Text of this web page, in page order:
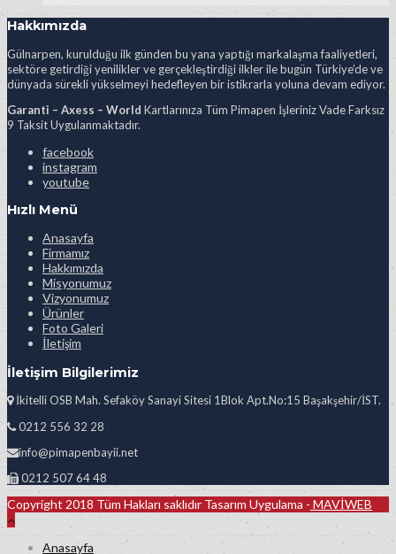
Hakkımızda
Gülnarpen, kurulduğu ilk günden bu yana yaptığı markalaşma faaliyetleri,
sektöre getirdiği yenilikler ve gerçekleştirdiği ilkler ile bugün Türkiye’de ve
dünyada sürekli yükselmeyi hedefleyen bir istikrarla yoluna devam ediyor.
Garanti – Axess – World Kartlarınıza Tüm Pimapen İşleriniz Vade Farksız
9 Taksit Uygulanmaktadır.
facebook
instagram
youtube
Hızlı Menü
Anasayfa
Firmamız
Hakkımızda
Misyonumuz
Vizyonumuz
Ürünler
Foto Galeri
İletişim
İletişim Bilgilerimiz
İkitelli OSB Mah. Sefaköy Sanayi Sitesi 1Blok Apt.No:15 Başakşehir/İST.
0212 556 32 28
info@pimapenbayii.net
0212 507 64 48
Copyright 2018 Tüm Hakları saklıdır Tasarım Uygulama - MAVİWEB
Anasayfa